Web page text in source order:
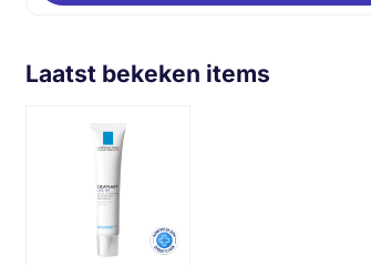
Laatst bekeken items